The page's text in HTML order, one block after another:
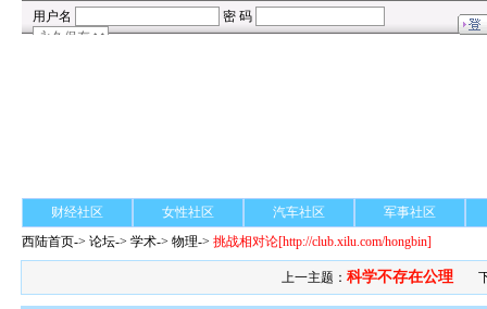
财经社区 女性社区 汽车社区
军事社区
西陆首页->论坛->学术-> 物理->挑战相对论[http://club.xilu.com/hongbin]
上一主题： 科学不存在公理